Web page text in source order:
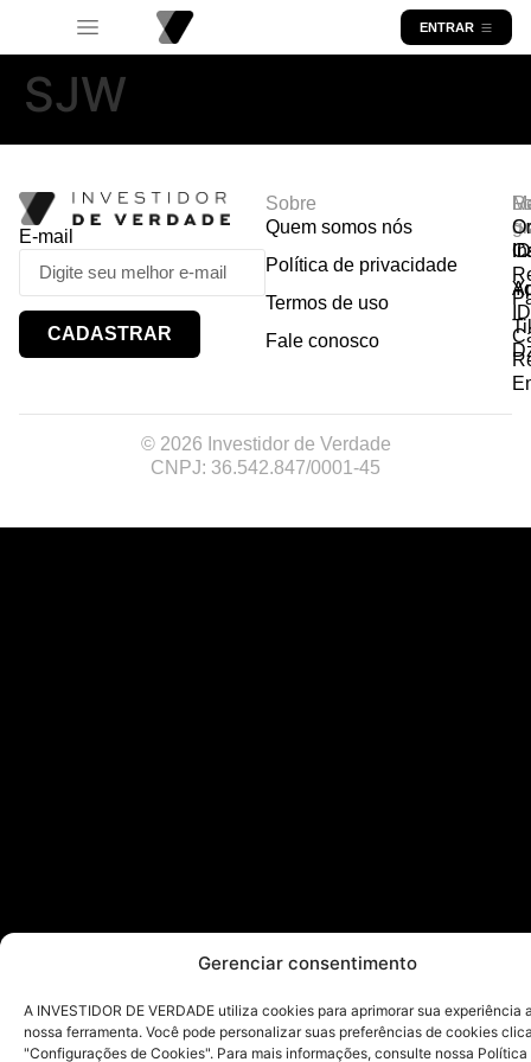
Gerenciar consentimento
A INVESTIDOR DE VERDADE utiliza cookies para aprimorar sua experiência
nossa ferramenta. Você pode personalizar suas preferências de cookies
"Configurações de Cookies". Para mais informações, consulte nossa Política
ENTRAR
SJW
E-mail
CADASTRAR
Sobre
Quem somos nós
Política de privacidade
Termos de uso
Fale conosco
© 2026 Investidor de Verdade
CNPJ: 36.542.847/0001-45